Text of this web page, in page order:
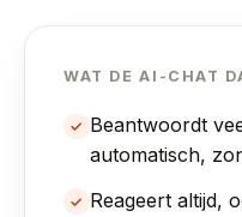
WAT DE AI-CHAT
✓ Beantwoordt
automatisch,
✓ Reageert altijd,